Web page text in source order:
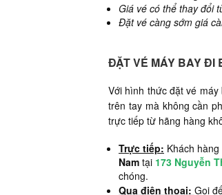
Giá vé có thể thay đổi
Đặt vé càng sớm giá
ĐẶT VÉ MÁY BAY ĐI
Với hình thức đặt vé
trên tay mà không cần
trực tiếp từ hãng hàng
Trực tiếp: Khách
Nam tại 173 Nguyễn
chóng.
Qua điện thoại: Gọi